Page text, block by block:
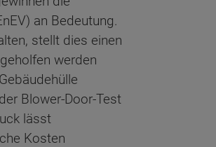
an Bedeutung.
stellt dies einen
werden
Blower-Door-Test
lässt
Kosten